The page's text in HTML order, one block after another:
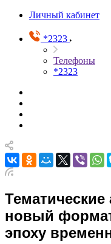
Личный кабинет
*2323
Телефоны
*2323
новый
эпоху